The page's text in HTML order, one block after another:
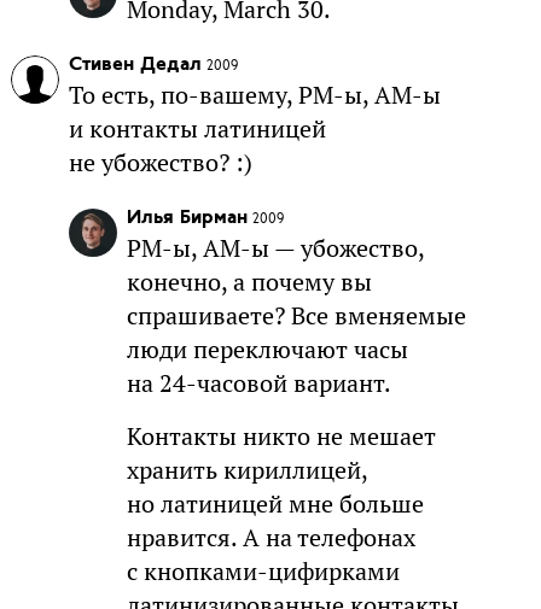
Monday, March 30.
Стивен Дедал 2009
То есть, по-вашему, PM-ы, AM-ы
и контакты латиницей
не убожество? :)
Илья Бирман 2009
PM-ы, AM-ы — убожество,
конечно, а почему вы
спрашиваете? Все вменяемые
люди переключают часы
на 24-часовой вариант.
Контакты никто не мешает
хранить кириллицей,
но латиницей мне больше
нравится. А на телефонах
с кнопками-цифирками